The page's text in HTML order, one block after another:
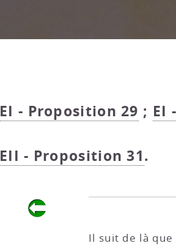
EI - Proposition 29 ; EI
EII - Proposition 31.
Il suit de là